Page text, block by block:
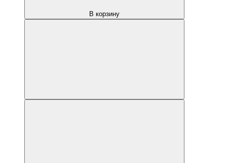
В корзину